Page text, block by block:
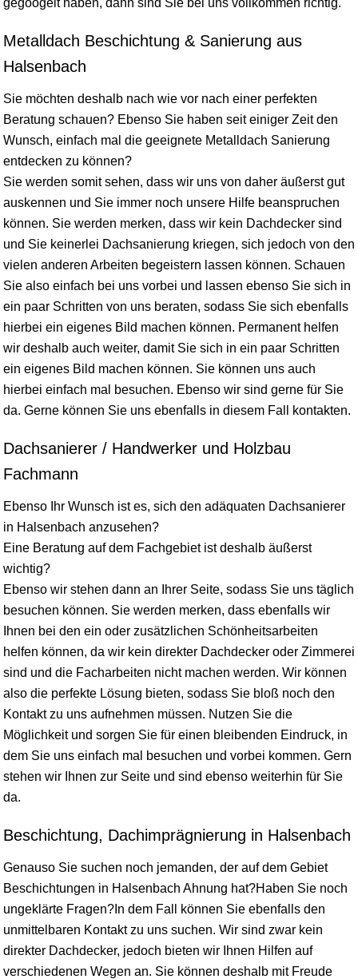
Metalldach Beschichtung & Sanierung aus
Halsenbach
Sie möchten deshalb nach wie vor nach einer perfekten
Beratung schauen? Ebenso Sie haben seit einiger Zeit den
Wunsch, einfach mal die geeignete Metalldach Sanierung
entdecken zu können?
Sie werden somit sehen, dass wir uns von daher äußerst gut
auskennen und Sie immer noch unsere Hilfe beanspruchen
können. Sie werden merken, dass wir kein Dachdecker sind
und Sie keinerlei Dachsanierung kriegen, sich jedoch von den
vielen anderen Arbeiten begeistern lassen können. Schauen
Sie also einfach bei uns vorbei und lassen ebenso Sie sich in
ein paar Schritten von uns beraten, sodass Sie sich ebenfalls
hierbei ein eigenes Bild machen können. Permanent helfen
wir deshalb auch weiter, damit Sie sich in ein paar Schritten
ein eigenes Bild machen können. Sie können uns auch
hierbei einfach mal besuchen. Ebenso wir sind gerne für Sie
da. Gerne können Sie uns ebenfalls in diesem Fall kontakten.
Dachsanierer / Handwerker und Holzbau
Fachmann
Ebenso Ihr Wunsch ist es, sich den adäquaten Dachsanierer
in Halsenbach anzusehen?
Eine Beratung auf dem Fachgebiet ist deshalb äußerst
wichtig?
Ebenso wir stehen dann an Ihrer Seite, sodass Sie uns täglich
besuchen können. Sie werden merken, dass ebenfalls wir
Ihnen bei den ein oder zusätzlichen Schönheitsarbeiten
helfen können, da wir kein direkter Dachdecker oder Zimmerei
sind und die Facharbeiten nicht machen werden. Wir können
also die perfekte Lösung bieten, sodass Sie bloß noch den
Kontakt zu uns aufnehmen müssen. Nutzen Sie die
Möglichkeit und sorgen Sie für einen bleibenden Eindruck, in
dem Sie uns einfach mal besuchen und vorbei kommen. Gern
stehen wir Ihnen zur Seite und sind ebenso weiterhin für Sie
da.
Beschichtung, Dachimprägnierung in Halsenbach
Genauso Sie suchen noch jemanden, der auf dem Gebiet
Beschichtungen in Halsenbach Ahnung hat?Haben Sie noch
ungeklärte Fragen?In dem Fall können Sie ebenfalls den
unmittelbaren Kontakt zu uns suchen. Wir sind zwar kein
direkter Dachdecker, jedoch bieten wir Ihnen Hilfen auf
verschiedenen Wegen an. Sie können deshalb mit Freude